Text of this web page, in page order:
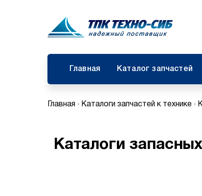
Главная Каталог запчастей
Главная › Каталоги запчастей к технике ›
Каталоги